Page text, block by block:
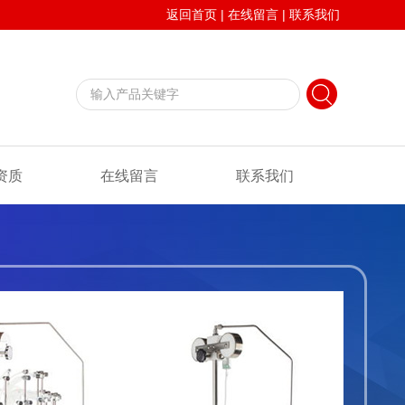
返回首页 | 在线留言 | 联系我们
质 在线留言 联系我们